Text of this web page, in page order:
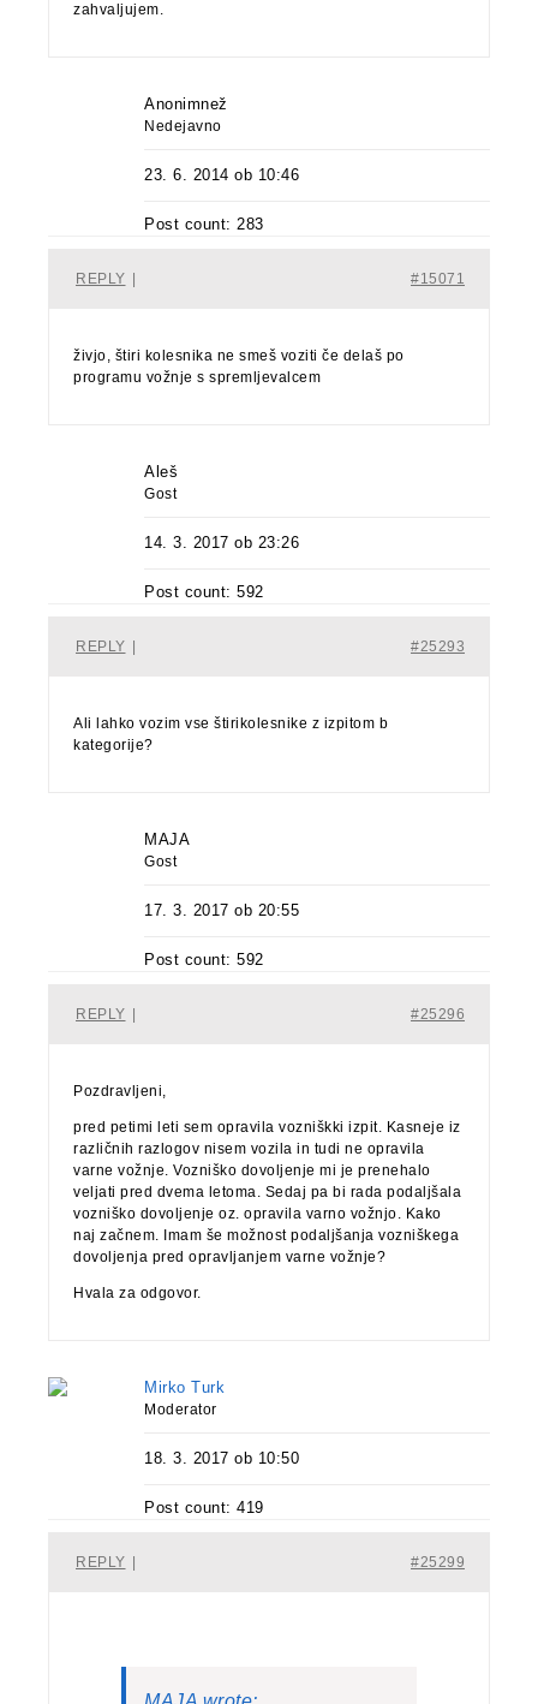
zahvaljujem.
Anonimnež
Nedejavno
23. 6. 2014 ob 10:46
Post count: 283
#15071
REPLY
živjo, štiri kolesnika ne smeš voziti če delaš po
programu vožnje s spremljevalcem
Aleš
Gost
14. 3. 2017 ob 23:26
Post count: 592
#25293
REPLY
Ali lahko vozim vse štirikolesnike z izpitom b
kategorije?
MAJA
Gost
17. 3. 2017 ob 20:55
Post count: 592
#25296
REPLY
Pozdravljeni,
pred petimi leti sem opravila vozniškki izpit. Kasneje iz
različnih razlogov nisem vozila in tudi ne opravila
varne vožnje. Vozniško dovoljenje mi je prenehalo
veljati pred dvema letoma. Sedaj pa bi rada podaljšala
vozniško dovoljenje oz. opravila varno vožnjo. Kako
naj začnem. Imam še možnost podaljšanja vozniškega
dovoljenja pred opravljanjem varne vožnje?
Hvala za odgovor.
Mirko Turk
Moderator
18. 3. 2017 ob 10:50
Post count: 419
#25299
REPLY